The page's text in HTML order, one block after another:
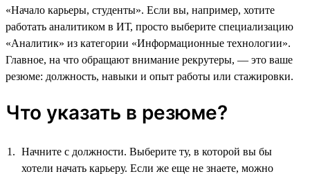
«Начало карьеры, студенты». Если вы, например, хотите
работать аналитиком в ИТ, просто выберите специализацию
«Аналитик» из категории «Информационные технологии».
Главное, на что обращают внимание рекрутеры, — это ваше
резюме: должность, навыки и опыт работы или стажировки.
Что указать в резюме?
Начните с должности. Выберите ту, в которой вы бы
хотели начать карьеру. Если же еще не знаете, можно